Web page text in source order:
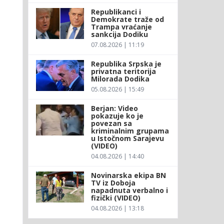
Republikanci i
Demokrate traže od
Trampa vraćanje
sankcija Dodiku
07.08.2026 | 11:19
Republika Srpska je
privatna teritorija
Milorada Dodika
05.08.2026 | 15:49
Berjan: Video
pokazuje ko je
povezan sa
kriminalnim grupama
u Istočnom Sarajevu
(VIDEO)
04.08.2026 | 14:40
Novinarska ekipa BN
TV iz Doboja
napadnuta verbalno i
fizički (VIDEO)
04.08.2026 | 13:18